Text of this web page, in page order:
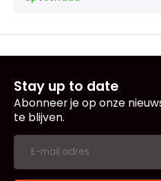
Stay up to date
Abonneer je op onze
te blijven.